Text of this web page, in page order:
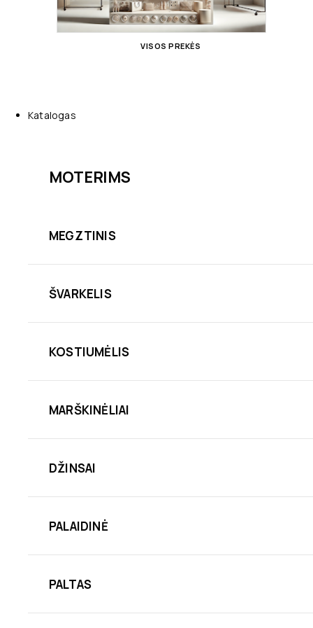
VISOS PREKĖS
Katalogas
MOTERIMS
MEGZTINIS
ŠVARKELIS
KOSTIUMĖLIS
MARŠKINĖLIAI
DŽINSAI
PALAIDINĖ
PALTAS